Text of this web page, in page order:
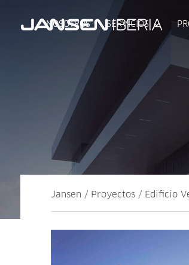
NOSOTROS SERVICIOS
Jansen / Proyectos / Edificio